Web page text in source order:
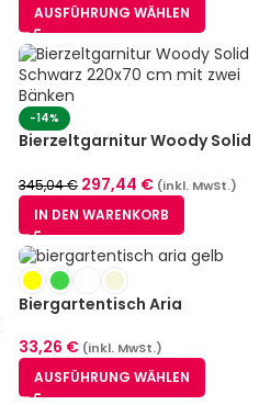
AUSFÜHRUNG WÄHLEN
-14%
Bierzeltgarnitur Woody Solid
345,04€ 297,44 € (inkl. MwSt.)
IN DEN WARENKORB
Biergartentisch Aria
33,26 € (inkl. MwSt.)
AUSFÜHRUNG WÄHLEN